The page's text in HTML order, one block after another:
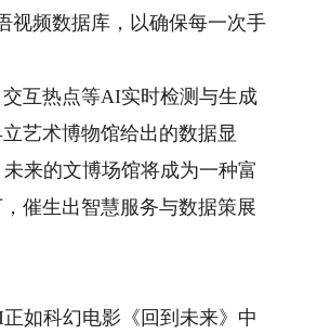
视频数据库，以确保每一次手
互热点等AI实时检测与生成
艺术博物馆给出的数据显
来的文博场馆将成为一种富
催生出智慧服务与数据策展
如科幻电影《回到未来》中